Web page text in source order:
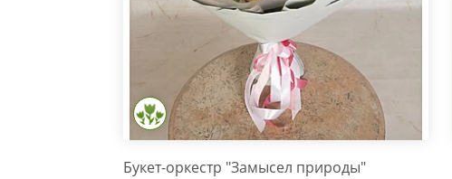
Букет-оркестр "Замысел природы"